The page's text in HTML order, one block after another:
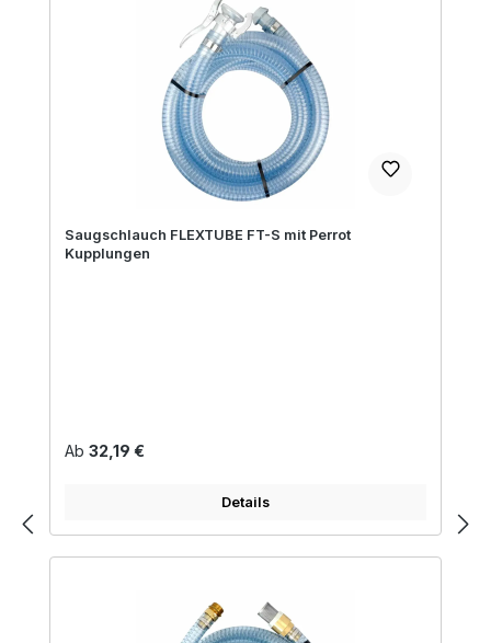
Saugschlauch FLEXTUBE FT-S mit Perrot
Kupplungen
Regulärer Preis:
Ab 32,19 €
Details